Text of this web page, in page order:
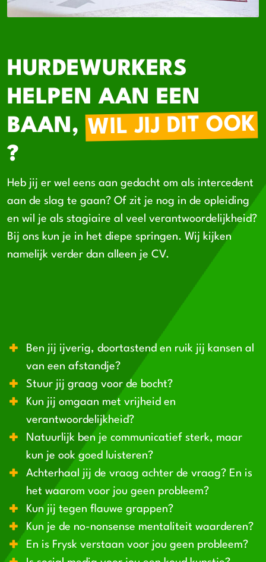
HURDEWURKERS
HELPEN AAN EEN
BAAN,WIL JIJ DIT OOK
?
Heb jij er wel eens aan gedacht om als intercedent
aan de slag te gaan? Of zit je nog in de opleiding
en wil je als stagiaire al veel verantwoordelijkheid?
Bij ons kun je in het diepe springen. Wij kijken
namelijk verder dan alleen je CV.
Ben jij ijverig, doortastend en ruik jij kansen al
van een afstandje?
Stuur jij graag voor de bocht?
Kun jij omgaan met vrijheid en
verantwoordelijkheid?
Natuurlijk ben je communicatief sterk, maar
kun je ook goed luisteren?
Achterhaal jij de vraag achter de vraag? En is
het waarom voor jou geen probleem?
Kun jij tegen flauwe grappen?
Kun je de no-nonsense mentaliteit waarderen?
En is Frysk verstaan voor jou geen probleem?